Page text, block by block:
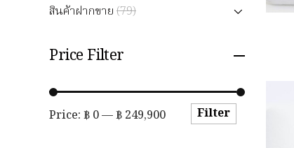
สินค้าฝากขาย(79)
Price Filter
Price:฿ 0—฿ 249,900 Filter